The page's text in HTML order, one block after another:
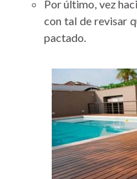
Por último, vez
con tal de revisar
pactado.